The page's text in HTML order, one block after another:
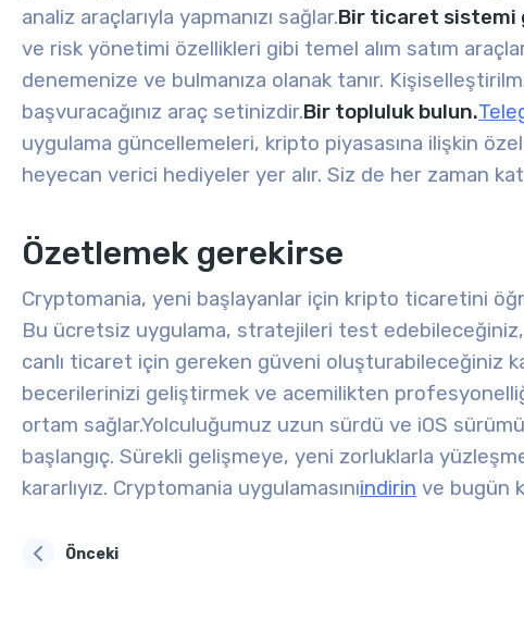
analiz araçlarıyla yapmanızı sağlar.Bir ticaret sistemi
ve risk yönetimi özellikleri gibi temel alım satım
denemenize ve bulmanıza olanak tanır.
başvuracağınız araç setinizdir.Bir topluluk bulun.
uygulama güncellemeleri, kripto piyasasına ilişkin
heyecan verici hediyeler yer alır. Siz de her zaman
Özetlemek gerekirse
Cryptomania, yeni başlayanlar için kripto ticaretini
Bu ücretsiz uygulama, stratejileri test
canlı ticaret için gereken güveni oluşturabileceğiniz
becerilerinizi geliştirmek ve acemilikten
ortam sağlar.Yolculuğumuz uzun sürdü ve iOS
başlangıç. Sürekli gelişmeye, yeni zorluklarla
kararlıyız. Cryptomania uygulamasınıindirin ve bugün
Önceki